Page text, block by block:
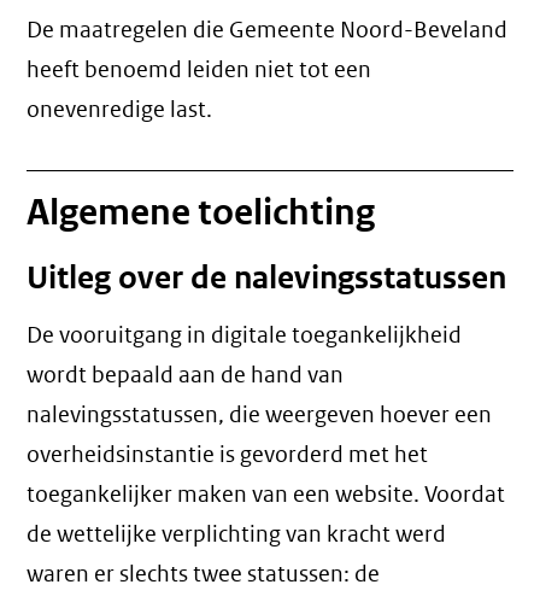
De maatregelen die Gemeente Noord-Beveland
heeft benoemd leiden niet tot een
onevenredige last.
Algemene toelichting
Uitleg over de nalevingsstatussen
De vooruitgang in digitale toegankelijkheid
wordt bepaald aan de hand van
nalevingsstatussen, die weergeven hoever een
overheidsinstantie is gevorderd met het
toegankelijker maken van een website. Voordat
de wettelijke verplichting van kracht werd
waren er slechts twee statussen: de